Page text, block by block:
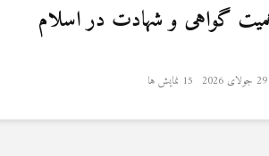
گواهی و شهادت در اسلام
29 جولای 2026 15 نمایش ها